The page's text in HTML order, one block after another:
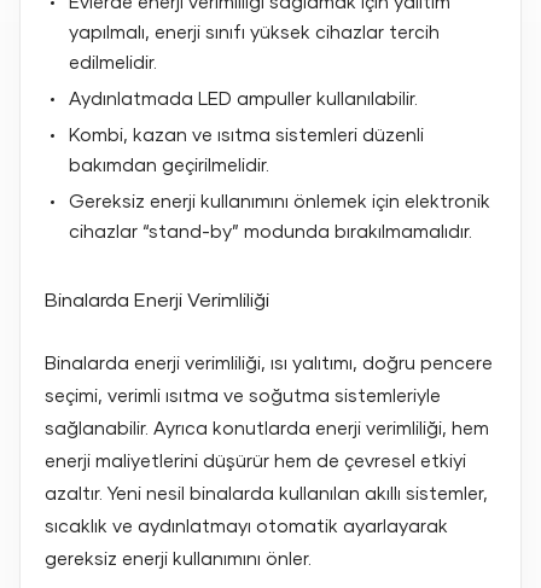
yapılmalı, enerji sınıfı yüksek cihazlar tercih
edilmelidir.
Aydınlatmada LED ampuller kullanılabilir.
Kombi, kazan ve ısıtma sistemleri düzenli
bakımdan geçirilmelidir.
Gereksiz enerji kullanımını önlemek için elektronik
cihazlar “stand-by” modunda bırakılmamalıdır.
Binalarda Enerji Verimliliği
Binalarda enerji verimliliği, ısı yalıtımı, doğru pencere
seçimi, verimli ısıtma ve soğutma sistemleriyle
sağlanabilir. Ayrıca konutlarda enerji verimliliği, hem
enerji maliyetlerini düşürür hem de çevresel etkiyi
azaltır. Yeni nesil binalarda kullanılan akıllı sistemler,
sıcaklık ve aydınlatmayı otomatik ayarlayarak
gereksiz enerji kullanımını önler.